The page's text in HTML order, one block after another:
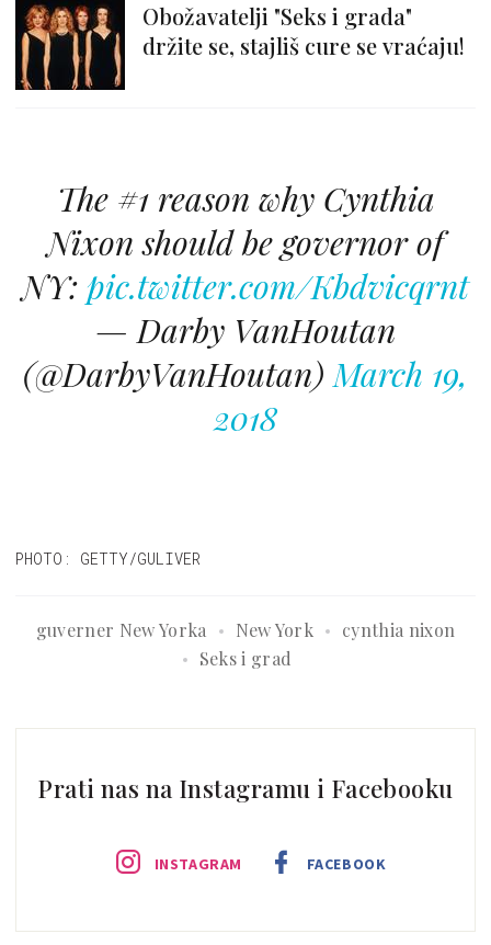
Obožavatelji "Seks i grada"
držite se, stajliš cure se vraćaju!
The #1 reason why Cynthia
Nixon should be governor of
NY: pic.twitter.com/Kbdvicqrnt
— Darby VanHoutan
(@DarbyVanHoutan)March 19,
2018
PHOTO: GETTY/GULIVER
guverner New Yorka New York
cynthia nixon
Seks i grad
Prati nas na Instagramu i Facebooku
INSTAGRAM FACEBOOK